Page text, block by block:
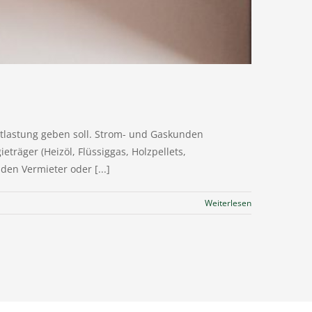
geben soll. Strom- und Gaskunden
(Heizöl, Flüssiggas, Holzpellets,
Vermieter oder [...]
Weiterlesen